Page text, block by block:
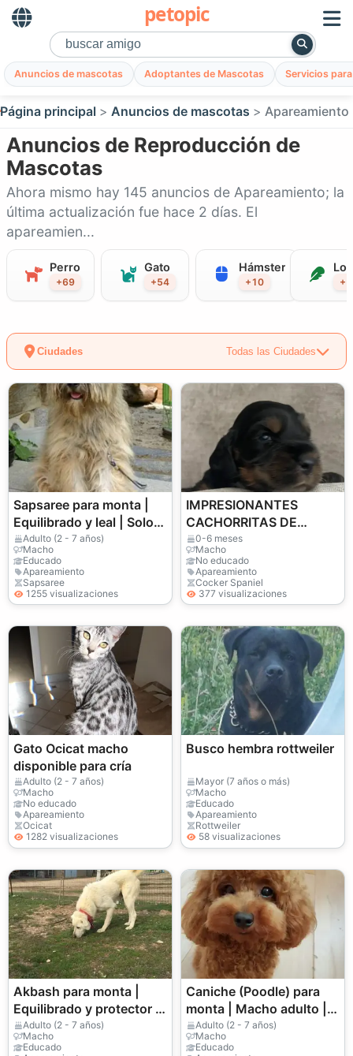
petopic
Anuncios de mascotas Adoptantes de Mascotas Servicios
Página principal Anuncios de mascotas Apareamiento
Anuncios de Reproducción de
Mascotas
Ahora mismo hay 145 anuncios de Apareamiento; la
última actualización fue hace 2 días. El
apareamien...
Perro
+69
Gato
+54
Hámster
+10 +7
Ciudades Todas las Ciudades
Sapsaree para monta |
Equilibrado y leal | Solo
criadores responsables
Adulto (2 - 7 años)
Macho
Educado
Apareamiento
Sapsaree
1255 visualizaciones
IMPRESIONANTES
CACHORRITAS DE
COCKER SPANIEL DE
EXPOSICIÓN
0-6 meses
Macho
No educado
Apareamiento
Cocker Spaniel
377 visualizaciones
Gato Ocicat macho
disponible para cría
Adulto (2 - 7 años)
Macho
No educado
Apareamiento
Ocicat
1282 visualizaciones
Busco hembra rottweiler
Mayor (7 años o más)
Macho
Educado
Apareamiento
Rottweiler
58 visualizaciones
Akbash para monta |
Equilibrado y protector |
Solo trato responsable
Adulto (2 - 7 años)
Macho
Educado
Caniche (Poodle) para
monta | Macho adulto |
Solo trato responsable
Adulto (2 - 7 años)
Macho
Educado